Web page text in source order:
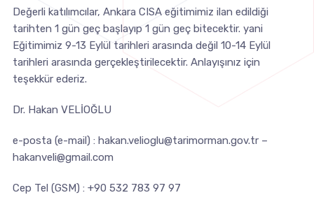
Değerli katılımcılar, Ankara CISA eğitimimiz ilan edildiği
tarihten 1 gün geç başlayıp 1 gün geç bitecektir. yani
Eğitimimiz 9-13 Eylül tarihleri arasında değil 10-14 Eylül
tarihleri arasında gerçekleştirilecektir. Anlayışınız için
teşekkür ederiz.
Dr. Hakan VELİOĞLU
e-posta (e-mail) : hakan.velioglu@tarimorman.gov.tr–
hakanveli@gmail.com
Cep Tel (GSM) : +90 532 783 97 97